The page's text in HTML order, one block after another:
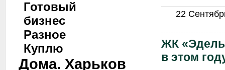
Готовый
бизнес
Разное
Куплю
Дома. Харьков
22
ЖК
в этом